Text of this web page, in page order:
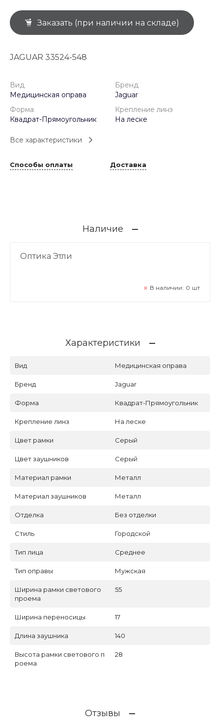
Заказать (при наличии на складе)
JAGUAR 33524-548
Вид
Медицинская оправа
Бренд
Jaguar
Форма
Квадрат-Прямоугольник
Крепление линз
На леске
Все характеристики
Способы оплаты Доставка
Наличие
Оптика Этли
В наличии: 0 шт
Характеристики
Вид Медицинская оправа
Бренд Jaguar
Форма Квадрат-Прямоугольник
Крепление линз На леске
Цвет рамки Серый
Цвет заушников Серый
Материал рамки Металл
Материал заушников Металл
Отделка Без отделки
Стиль Городской
Тип лица Среднее
Тип оправы Мужская
Ширина рамки светового
проема
55
Ширина переносицы 17
Длина заушника 140
Высота рамки светового п
роема
28
Отзывы